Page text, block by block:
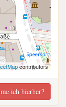
contributors
ich hierher?